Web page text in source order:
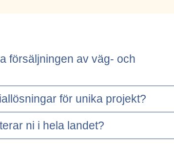
försäljningen av väg- och
för unika projekt?
ni i hela landet?